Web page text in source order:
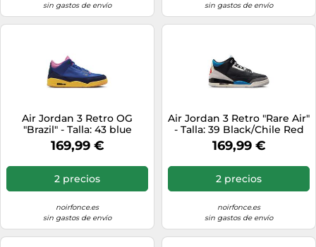
sin gastos de envío
sin gastos de envío
Air Jordan 3 Retro OG
"Brazil" - Talla: 43 blue
169,99 €
2 precios
noirfonce.es
sin gastos de envío
Air Jordan 3 Retro "Rare Air"
- Talla: 39 Black/Chile Red
169,99 €
2 precios
noirfonce.es
sin gastos de envío